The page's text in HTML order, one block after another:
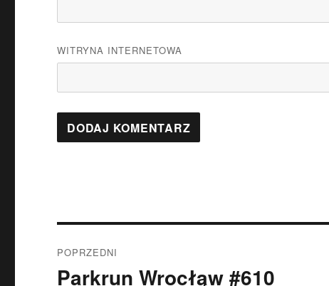
WITRYNA INTERNETOWA
wpisu
POPRZEDNI
Poprzedni
Parkrun Wrocłąw #610